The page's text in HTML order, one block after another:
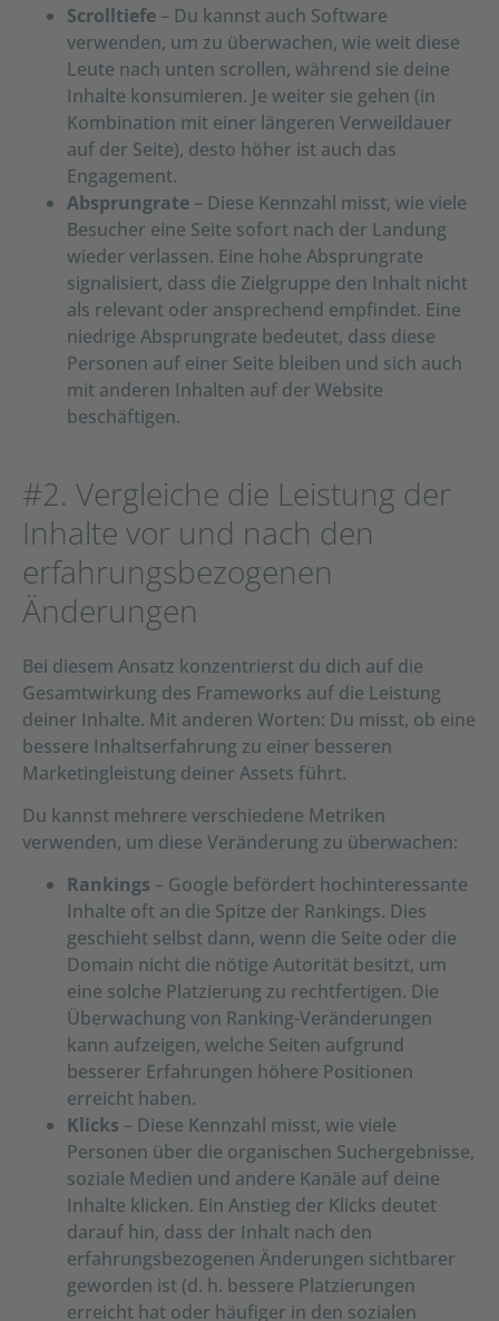
Scrolltiefe – Du kannst auch Software
verwenden, um zu überwachen, wie weit diese
Leute nach unten scrollen, während sie deine
Inhalte konsumieren. Je weiter sie gehen (in
Kombination mit einer längeren Verweildauer
auf der Seite), desto höher ist auch das
Engagement.
Absprungrate – Diese Kennzahl misst, wie viele
Besucher eine Seite sofort nach der Landung
wieder verlassen. Eine hohe Absprungrate
signalisiert, dass die Zielgruppe den Inhalt nicht
als relevant oder ansprechend empfindet. Eine
niedrige Absprungrate bedeutet, dass diese
Personen auf einer Seite bleiben und sich auch
mit anderen Inhalten auf der Website
beschäftigen.
#2. Vergleiche die Leistung der
Inhalte vor und nach den
erfahrungsbezogenen
Änderungen
Bei diesem Ansatz konzentrierst du dich auf die
Gesamtwirkung des Frameworks auf die Leistung
deiner Inhalte. Mit anderen Worten: Du misst, ob eine
bessere Inhaltserfahrung zu einer besseren
Marketingleistung deiner Assets führt.
Du kannst mehrere verschiedene Metriken
verwenden, um diese Veränderung zu überwachen:
Rankings – Google befördert hochinteressante
Inhalte oft an die Spitze der Rankings. Dies
geschieht selbst dann, wenn die Seite oder die
Domain nicht die nötige Autorität besitzt, um
eine solche Platzierung zu rechtfertigen. Die
Überwachung von Ranking-Veränderungen
kann aufzeigen, welche Seiten aufgrund
besserer Erfahrungen höhere Positionen
erreicht haben.
Klicks – Diese Kennzahl misst, wie viele
Personen über die organischen Suchergebnisse,
soziale Medien und andere Kanäle auf deine
Inhalte klicken. Ein Anstieg der Klicks deutet
darauf hin, dass der Inhalt nach den
erfahrungsbezogenen Änderungen sichtbarer
geworden ist (d. h. bessere Platzierungen
erreicht hat oder häufiger in den sozialen